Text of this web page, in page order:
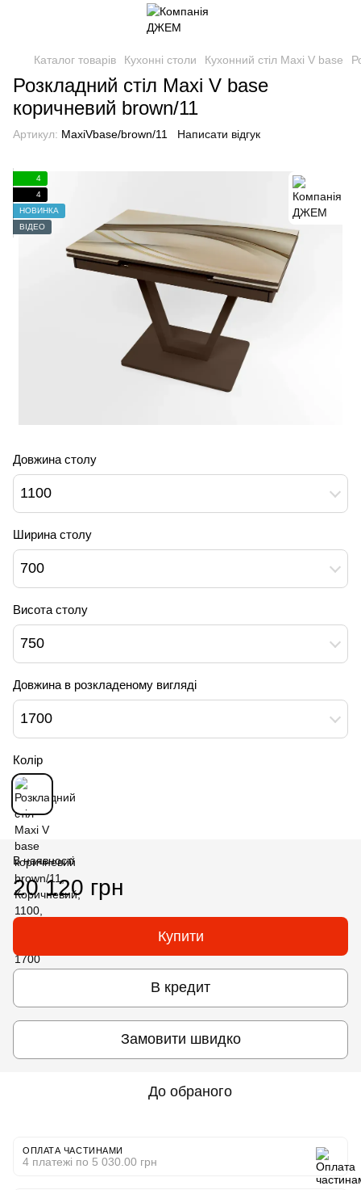
Каталог товарів Кухонні столи Кухонний стіл Maxi V base
Розкладний стіл Maxi V base
коричневий brown/11
Артикул: MaxiVbase/brown/11 Написати відгук
4
4
НОВИНКА
ВІДЕО
Довжина столу
1100
Ширина столу
700
Висота столу
750
Довжина в розкладеному вигляді
1700
Колір
В наявності
20 120 грн
Купити
В кредит
Замовити швидко
До обраного
ОПЛАТА ЧАСТИНАМИ
4 платежі по 5 030.00 грн